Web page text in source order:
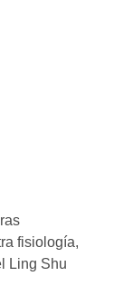
fisiología,
Ling Shu